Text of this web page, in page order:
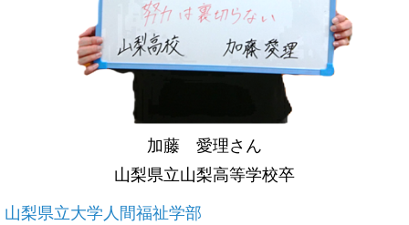
加藤 愛理さん
山梨県立山梨高等学校卒
山梨県立大学人間福祉学部